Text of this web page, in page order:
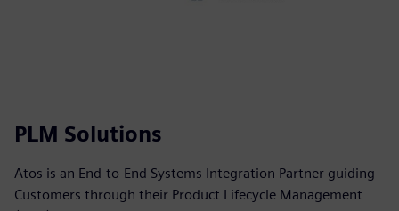
PLM Solutions
Atos is an End-to-End Systems Integration Partner guiding
Customers through their Product Lifecycle Management